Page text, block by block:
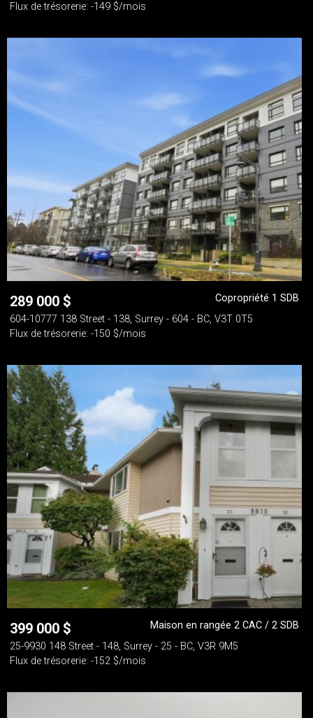
Flux de trésorerie: -149 $/mois
289 000 $
Copropriété 1 SDB
604-10777 138 Street - 138, Surrey - 604 - BC, V3T 0T5
Flux de trésorerie: -150 $/mois
399 000 $
Maison en rangée 2 CAC / 2 SDB
25-9930 148 Street - 148, Surrey - 25 - BC, V3R 9M5
Flux de trésorerie: -152 $/mois